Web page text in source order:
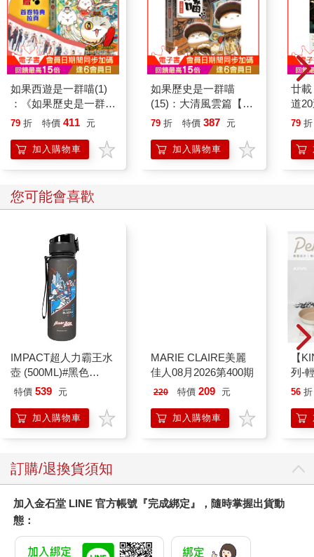
最少最少，也必須讓她坐公園的長椅上。
想到這裡我才發現，跟朋友來英國旅行時，我總是想著：「一分
鐘都不要浪費，我要去各種地方，欣賞各式各樣的好東西，多吃
美食，好好享受！」但這次可不是這樣。
我的主要任務是「設法維持外婆的健康」。
以前也有人說過一句話：「在回到家的前一刻都算是遠足」。
我腦袋裡事前規劃好的充實觀光行程，像砂雕城堡一下子就崩塌
下來，被風吹得連一點影子都不剩。
我都還沒搭上飛機呢，這座城堡也塌得太快了吧！
不，我需要積極的「尋找有利點」。
還好，我在出發地就察覺了這件事，現在開始還來得及，我可以
我嚴格挑選並減少景點、盡量搭乘計程車（搭巴士或地鐵可能會
因為搖晃而摔倒，這可不是小事）、在同一個地點待的時間不要
對了，廁所也很重要。
我必須知道安全又乾淨的廁所在哪裡，而且不用爬樓梯等等會給
腿腳帶來負擔的路線。
也許做一張對銀髮族超級友善的觀光地圖，會很有商業價值也說
不定。這真的很累人。
先別管這些，飛往倫敦的十二小時航程就在眼前，我得好好的準
備，讓外婆平安無事的抵達目的地。
地勤親切地詢問，我有點慌張，急忙回答她：「拜託您了！」
2 外婆公主一到希斯洛機場就發怒
太厲害了！
客機的頭等艙座席，是讓作家也只說得出簡單詞彙的神奇空間。
這可是幾十年前的事。
彼時只是一個大又舒服、而且平坦的座椅。即使如此，它還是非
常奢侈。
更驚人的是機上餐點。
我很喜歡經濟艙的餐點，它們往往會用長方形托盤上排著許多方
個盤子裝著米飯，還有用醬汁煮得軟綿綿的主菜，加上捲得很漂
如果西遊是一群喵(1)
：《如果歷史是一群
喵》作者最新力作，附
79 折 特價 411 元
加入購物車
如果歷史是一群喵
(15)：大清風雲篇【萌
貓漫畫學歷史】
79 折 特價 387 元
加入購物車
廿
道
79 折
您可能會喜歡
IMPACT超人力霸王水
壺 (500ML)#黑色
IMUTB01BK
特價 539 元
加入購物車
MARIE CLAIRE美麗
佳人08月2026第400期
220 特價 209 元
加入購物車
【
列-
平
56 折
訂購/退換貨須知
加入金石堂 LINE 官方帳號『完成綁定』，隨時掌握出貨動
態：